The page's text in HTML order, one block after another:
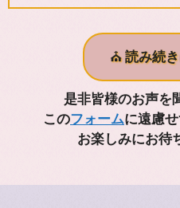
⛪読み続
是非皆様のお声を
このフォームに遠慮
お楽しみにお待